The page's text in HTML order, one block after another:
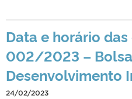
Data e horário
002/2023 –
Desenvolvimento
24/02/2023